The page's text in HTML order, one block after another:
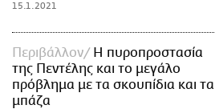
15.1.2021
Περιβάλλον
Η πυροπροστασία
της Πεντέλης και το μεγάλο
πρόβλημα με τα σκουπίδια και τα
μπάζα